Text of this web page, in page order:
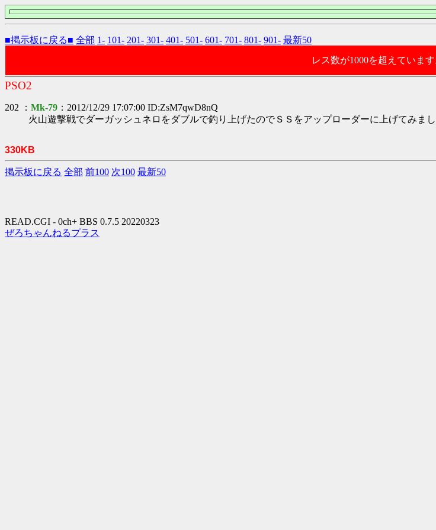
■掲示板に戻る■ 全部 1- 101- 201- 301- 401- 501- 601- 701- 801- 901- 最新50
レス数が1000を超えていま
PSO2
202 ： Mk-79 ：2012/12/29 17:07:00 ID:ZsM7qwD8nQ
火山遊撃戦でダーガッシュネロをダブルで釣り上げたのでＳＳをアップローダーに上げてみまし
330KB
掲示板に戻る 全部 前100 次100 最新50
READ.CGI - 0ch+ BBS 0.7.5 20220323
ぜろちゃんねるプラス